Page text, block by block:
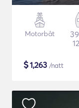
Motorbåt
$1,263 /natt